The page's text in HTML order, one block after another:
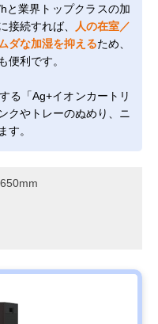
と業界トップクラスの加
接続すれば、
人の在室／
ダな加湿を抑えるため、
便利です。
る「Ag+イオンカートリ
クやトレーのぬめり、ニ
す。